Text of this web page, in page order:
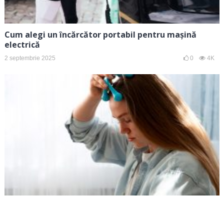
Cum alegi un încărcător portabil pentru mașină
electrică
2 septembrie 2025 0 4K